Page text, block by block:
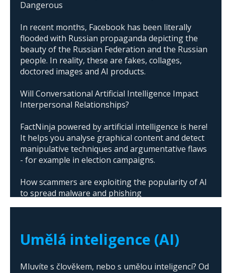
Dangerous
In recent months, Facebook has been literally
flooded with Russian propaganda depicting the
beauty of the Russian Federation and the Russian
people. In reality, these are fakes, collages,
doctored images and AI products.
Will Conversational Artificial Intelligence Impact
Interpersonal Relationships?
FactNinja powered by artificial intelligence is here!
It helps you analyse graphical content and detect
manipulative techniques and argumentative flaws
- for example in election campaigns.
How scammers are exploiting the popularity of AI
to spread malware and phishing
Umělá inteligence (AI)
Mluvíte s člověkem, nebo s umělou inteligencí? Od